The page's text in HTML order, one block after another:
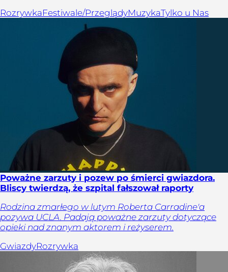
RozrywkaFestiwale/PrzeglądyMuzykaTylko u Nas
Poważne zarzuty i pozew po śmierci gwiazdora.
Bliscy twierdzą, że szpital fałszował raporty
Rodzina zmarłego w lutym Roberta Carradine'a
pozywa UCLA. Padają poważne zarzuty dotyczące
opieki nad znanym aktorem i reżyserem.
GwiazdyRozrywka